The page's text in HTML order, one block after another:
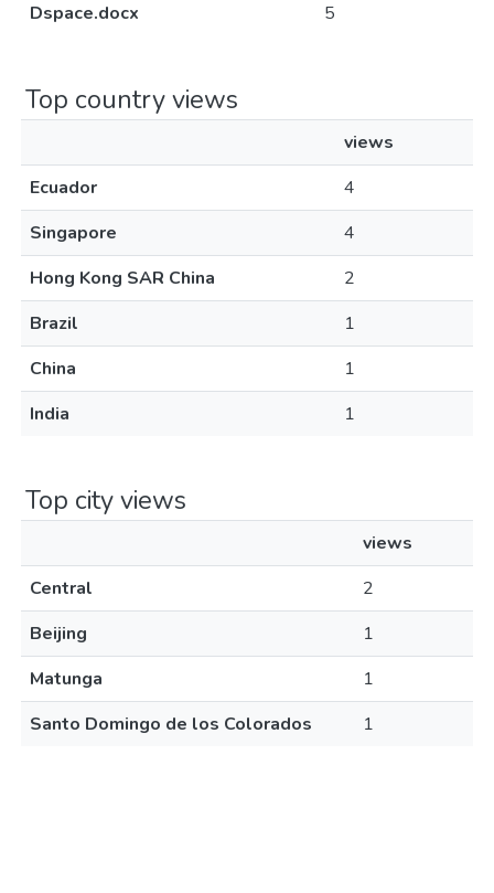
Dspace.docx
5
Top country views
views
Ecuador
4
Singapore
4
Hong Kong SAR China
2
Brazil
1
China
1
India
1
Top city views
views
Central
2
Beijing
1
Matunga
1
Santo Domingo de los Colorados
1